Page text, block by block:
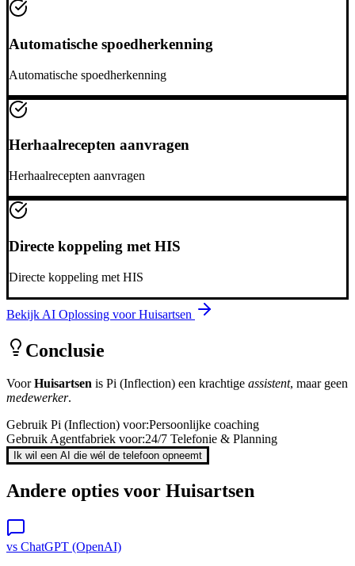
Automatische spoedherkenning
Automatische spoedherkenning
Herhaalrecepten aanvragen
Herhaalrecepten aanvragen
Directe koppeling met HIS
Directe koppeling met HIS
Bekijk AI Oplossing voorHuisartsen
Conclusie
VoorHuisartsen is Pi (Inflection) een krachtige assistent, maar geen
medewerker.
Gebruik Pi (Inflection) voor:Persoonlijke coaching
Gebruik Agentfabriek voor:24/7 Telefonie & Planning
Ik wil een AI die wél de telefoon opneemt
Andere opties voor Huisartsen
vs ChatGPT (OpenAI)